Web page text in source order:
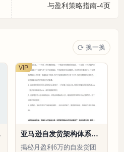
与盈利策略指南-4页
换一换
亚马逊自发货架构体系与
考核制度解析-4页
揭秘月盈利6万的自发货团
VIP